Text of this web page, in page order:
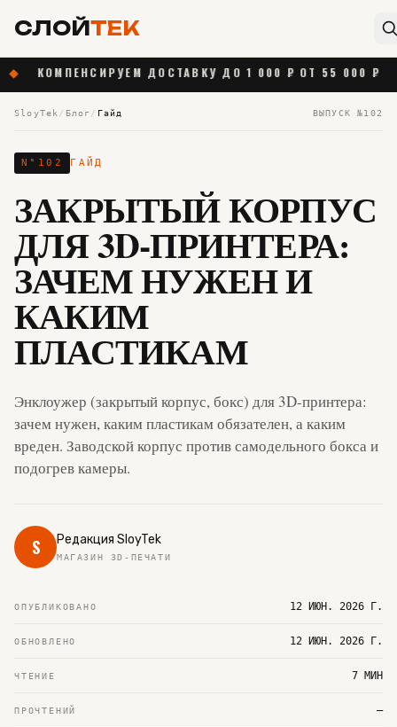
СЛОЙТЕК
ДОСТАВКУ ДО 1 000 ₽ ОТ 55 000 ₽ ◆
SloyTek / Блог / Гайд ВЫПУСК №102
N° 102 ГАЙД
ЗАКРЫТЫЙ КОРПУС
ДЛЯ 3D-ПРИНТЕРА:
ЗАЧЕМ НУЖЕН И
КАКИМ
ПЛАСТИКАМ
Энклоужер (закрытый корпус, бокс) для 3D-принтера:
зачем нужен, каким пластикам обязателен, а каким
вреден. Заводской корпус против самодельного бокса и
подогрев камеры.
S Редакция SloyTek
МАГАЗИН 3D-ПЕЧАТИ
ОПУБЛИКОВАНО 12 ИЮН. 2026 Г.
ОБНОВЛЕНО 12 ИЮН. 2026 Г.
ЧТЕНИЕ 7 МИН
ПРОЧТЕНИЙ —